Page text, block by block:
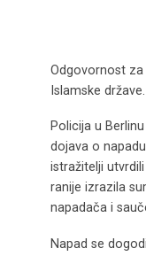
Odgovornost za
Islamske države.
Policija u
dojava o
istražitelji
ranije izrazila
napadača i
Napad se